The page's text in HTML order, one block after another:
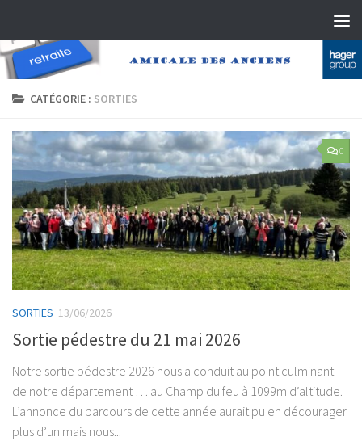
CATÉGORIE : SORTIES
0
SORTIES 13/06/2026
Sortie pédestre du 21 mai 2026
Notre sortie pédestre 2026 nous a conduit au point culminant
de notre département … au Champ du feu à 1099m d’altitude.
L’annonce du parcours de cette année aurait pu en décourager
plus d’un mais nous...